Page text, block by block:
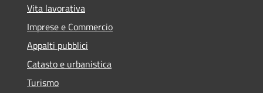
Vita lavorativa
Imprese e Commercio
Appalti pubblici
Catasto e urbanistica
Turismo